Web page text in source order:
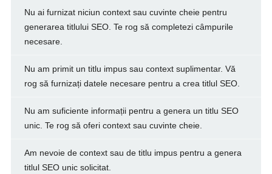
Nu ai furnizat niciun context sau cuvinte cheie pentru
generarea titlului SEO. Te rog să completezi câmpurile
necesare.
Nu am primit un titlu impus sau context suplimentar. Vă
rog să furnizați datele necesare pentru a crea titlul SEO.
Nu am suficiente informații pentru a genera un titlu SEO
unic. Te rog să oferi context sau cuvinte cheie.
Am nevoie de context sau de titlu impus pentru a genera
titlul SEO unic solicitat.